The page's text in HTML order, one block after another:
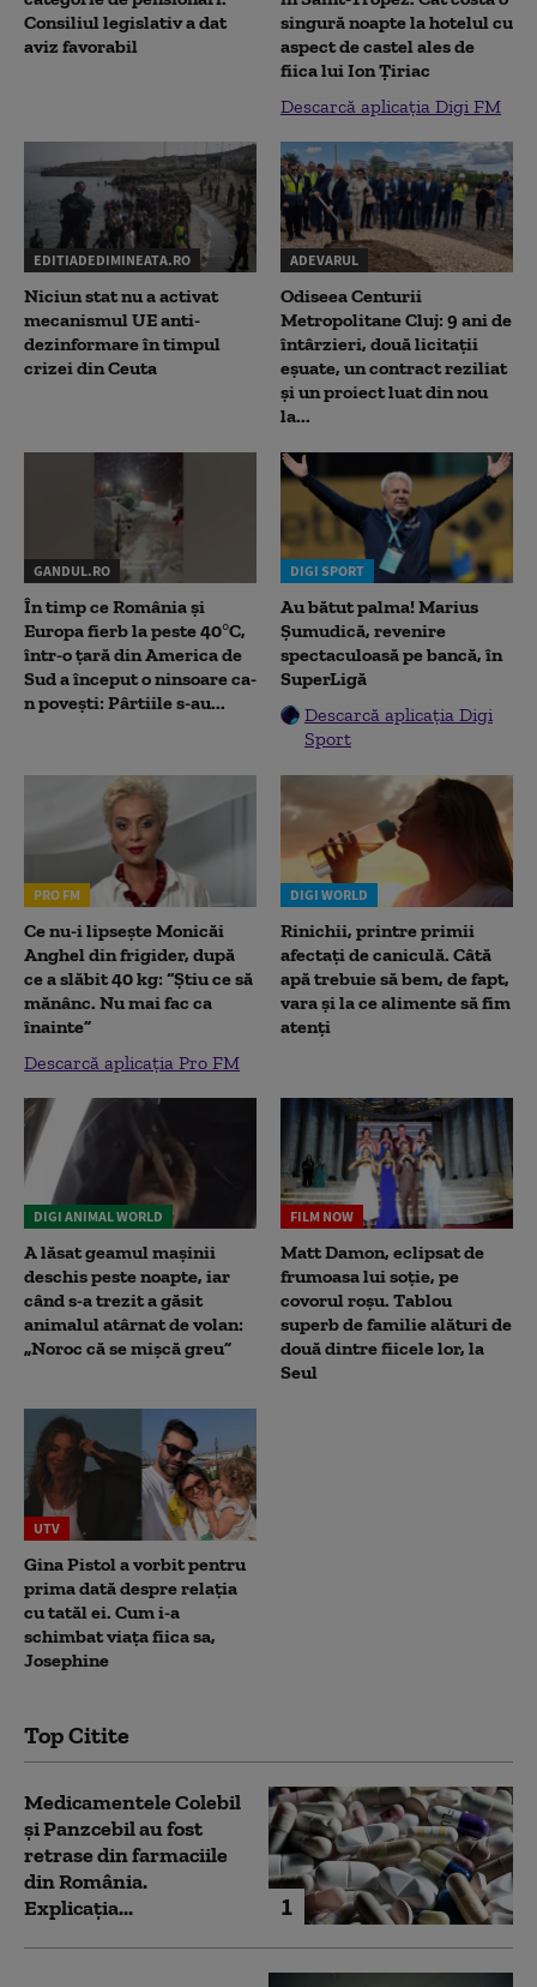
Consiliul legislativ a dat
aviz favorabil
singură noapte la hotelul cu
aspect de castel ales de
fiica lui Ion Țiriac
Descarcă aplicația Digi FM
EDITIADEDIMINEATA.RO
Niciun stat nu a activat
mecanismul UE anti-
dezinformare în timpul
crizei din Ceuta
ADEVARUL
Odiseea Centurii
Metropolitane Cluj: 9 ani de
întârzieri, două licitații
eșuate, un contract reziliat
și un proiect luat din nou
la...
GANDUL.RO
În timp ce România și
Europa fierb la peste 40°C,
într-o țară din America de
Sud a început o ninsoare ca-
n povești: Pârtiile s-au...
DIGI SPORT
Au bătut palma! Marius
Șumudică, revenire
spectaculoasă pe bancă, în
SuperLigă
Descarcă aplicația Digi
Sport
PRO FM
Ce nu-i lipsește Monicăi
Anghel din frigider, după
ce a slăbit 40 kg: “Știu ce să
mănânc. Nu mai fac ca
înainte”
Descarcă aplicația Pro FM
DIGI WORLD
Rinichii, printre primii
afectați de caniculă. Câtă
apă trebuie să bem, de fapt,
vara și la ce alimente să fim
atenți
DIGI ANIMAL WORLD
A lăsat geamul mașinii
deschis peste noapte, iar
când s-a trezit a găsit
animalul atârnat de volan:
„Noroc că se mișcă greu”
FILM NOW
Matt Damon, eclipsat de
frumoasa lui soție, pe
covorul roșu. Tablou
superb de familie alături de
două dintre fiicele lor, la
Seul
UTV
Gina Pistol a vorbit pentru
prima dată despre relația
cu tatăl ei. Cum i-a
schimbat viața fiica sa,
Josephine
Top Citite
1
Medicamentele Colebil
și Panzcebil au fost
retrase din farmaciile
din România.
Explicația...